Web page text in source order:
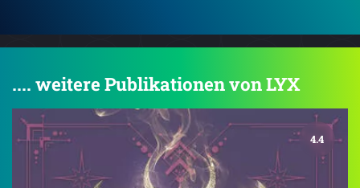
.... weitere Publikationen von LYX
4.4